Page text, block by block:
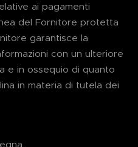
ai pagamenti
del Fornitore protetta
garantisce la
con un ulteriore
e in ossequio di quanto
in materia di tutela dei